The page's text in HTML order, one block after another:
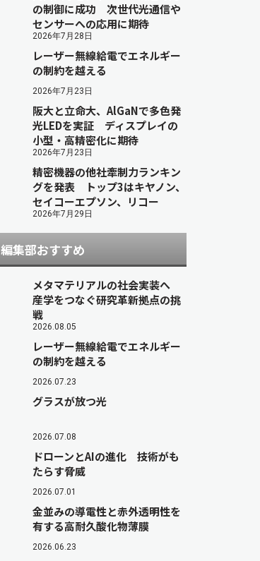
の制御に成功 次世代光通信や
センサーへの応用に期待
2026年7月28日
レーザー無線給電でエネルギー
の制約を越える
2026年7月23日
阪大と立命大、AlGaNで多色発
光LEDを実証 ディスプレイの
小型・高精密化に期待
2026年7月23日
精密機器の他社牽制力ランキン
グを発表 トップ3はキヤノン、
セイコーエプソン、リコー
2026年7月29日
編集部おすすめ
メタマテリアルの社会実装へ
産学をつなぐ研究革新拠点の挑
戦
2026.08.05
レーザー無線給電でエネルギー
の制約を越える
2026.07.23
グラスが放つ光
2026.07.08
ドローンとAIの進化 技術がも
たらす脅威
2026.07.01
金並みの導電性と赤外透明性を
有する高耐久酸化物薄膜
2026.06.23